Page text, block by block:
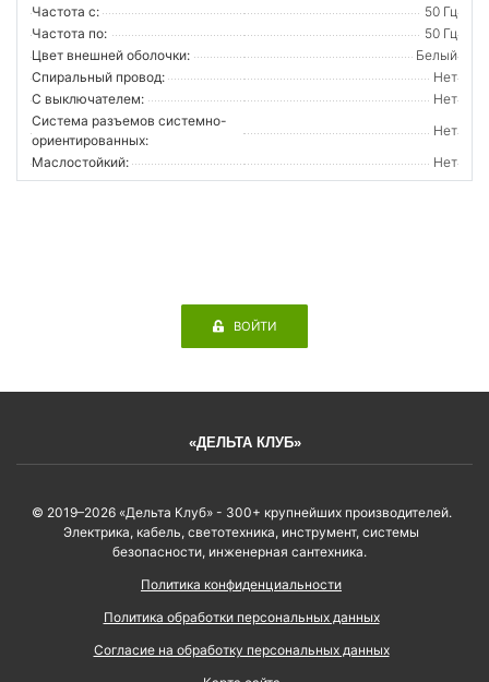
Частота с:
50 Гц
Частота по:
50 Гц
Цвет внешней оболочки:
Белый
Спиральный провод:
Нет
С выключателем:
Нет
Система разъемов системно-
ориентированных:
Нет
Маслостойкий:
Нет
ВОЙТИ
«ДЕЛЬТА КЛУБ»
© 2019–2026 «Дельта Клуб» - 300+ крупнейших производителей.
Электрика, кабель, светотехника, инструмент, системы
безопасности, инженерная сантехника.
Политика конфиденциальности
Политика обработки персональных данных
Согласие на обработку персональных данных